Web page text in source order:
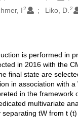
I2 Liko, D. 2
is performed in
in 2016 with the
final state are
in association with
in the
multivariate
tW from t